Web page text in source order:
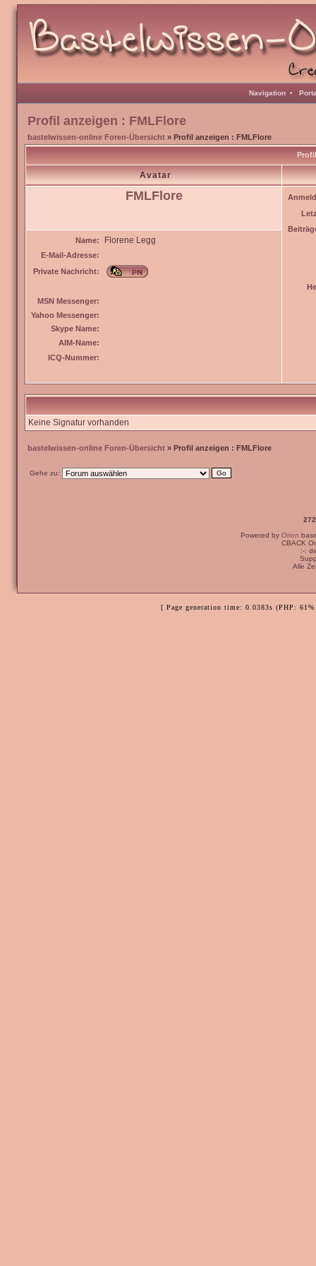
Navigation •
Profil anzeigen : FMLFlore
bastelwissen-online Foren-Übersicht » Profil anzeigen : FMLFlore
Avatar
FMLFlore
Name: Florene Legg
E-Mail-Adresse:
Private Nachricht:
MSN Messenger:
Yahoo Messenger:
Skype Name:
AIM-Name:
ICQ-Nummer:
Keine Signatur vorhanden
bastelwissen-online Foren-Übersicht » Profil anzeigen : FMLFlore
Gehe zu:
Powered by Orion
CBACK
:-:
Alle
[ Page generation time: 0.0383s (PHP: